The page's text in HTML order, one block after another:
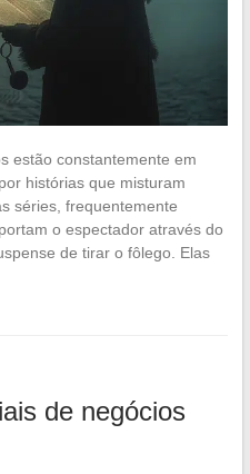
estão constantemente em
histórias que misturam
séries, frequentemente
o espectador através do
de tirar o fôlego. Elas
de negócios